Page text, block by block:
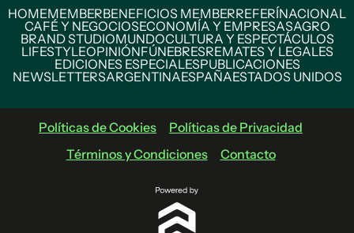
HOMEMEMBERBENEFICIOS MEMBERREFERÍNACIONAL
CAFÉ Y NEGOCIOSECONOMÍA Y EMPRESASAGRO
BRAND STUDIOMUNDOCULTURA Y ESPECTÁCULOS
LIFESTYLEOPINIÓNFÚNEBRESREMATES Y LEGALES
EDICIONES ESPECIALESPUBLICACIONES
NEWSLETTERSARGENTINAESPAÑAESTADOS UNIDOS
Políticas de Cookies
Políticas de Privacidad
Términos y Condiciones
Contacto